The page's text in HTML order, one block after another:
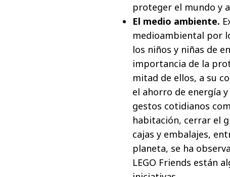
proteger el mundo y
El medio ambiente.
medioambiental por
los niños y niñas de
importancia de la
mitad de ellos, a su
el ahorro de energía
gestos cotidianos
habitación, cerrar el
cajas y embalajes,
planeta, se ha
LEGO Friends están